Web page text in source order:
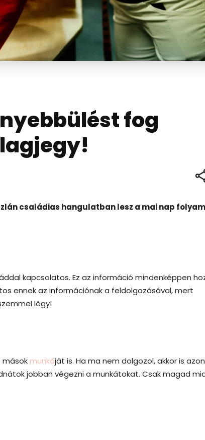
fog
családias hangulatban lesz a mai nap
kapcsolatos. Ez az információ mindenképpen
ennek az információnak a feldolgozásával, mert
légy!
mások munkáját is. Ha ma nem dolgozol, akkor is azon
jobban végezni a munkátokat. Csak magad